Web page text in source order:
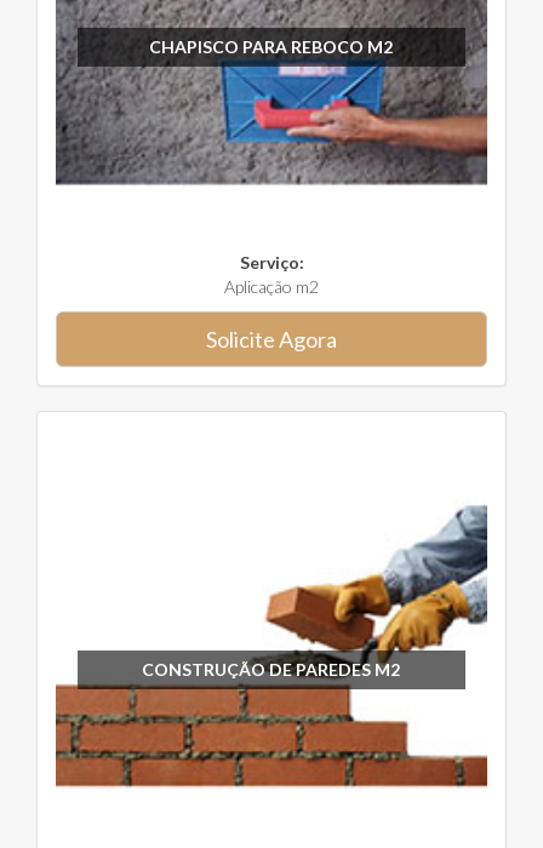
CHAPISCO PARA REBOCO M2
Serviço:
Aplicação m2
Solicite Agora
CONSTRUÇÃO DE PAREDES M2